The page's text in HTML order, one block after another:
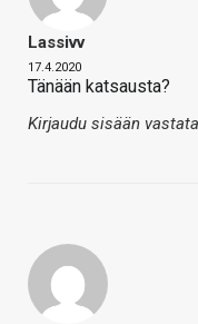
Lassivv
17.4.2020
Tänään katsausta?
Kirjaudu sisään